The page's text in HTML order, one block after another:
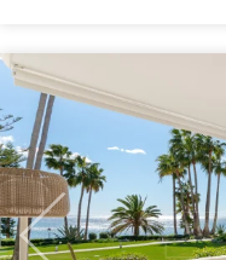
Previous